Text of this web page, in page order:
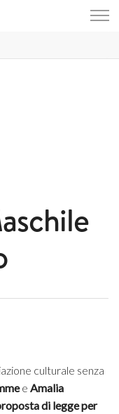
culturale senza
e Amalia
di legge per